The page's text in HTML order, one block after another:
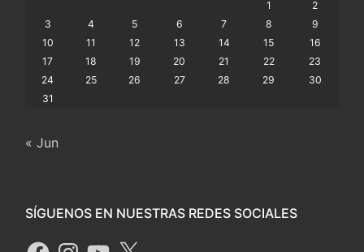
1
2
3
4 5 6 7 8
9
10
11 12 13 14 15
16
17
18 19 20 21 22
23
24
25 26 27 28 29
30
31
« Jun
SÍGUENOS EN NUESTRAS REDES SOCIALES